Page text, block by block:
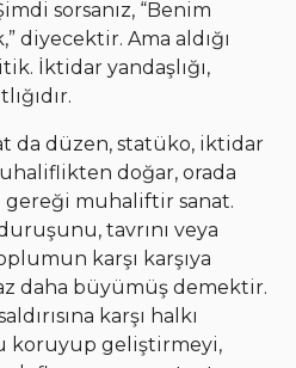
sorsanız, “Benim
diyecektir. Ama aldığı
İktidar yandaşlığı,
da düzen, statüko, iktidar
doğar, orada
gereği muhaliftir sanat.
tavrını veya
karşı karşıya
daha büyümüş demektir.
karşı halkı
koruyup geliştirmeyi,